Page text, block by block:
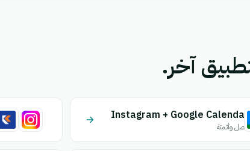
Instagram + Google Calendar
اتصل وأتمتة